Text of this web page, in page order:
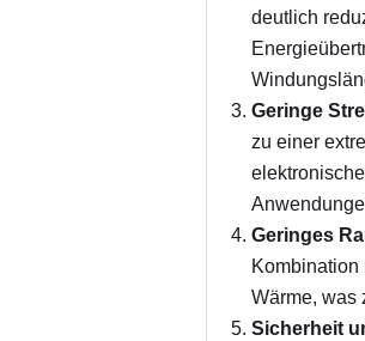
deutlich
Geringe
zu einer
Geringes
Wärme, was
Sicherheit